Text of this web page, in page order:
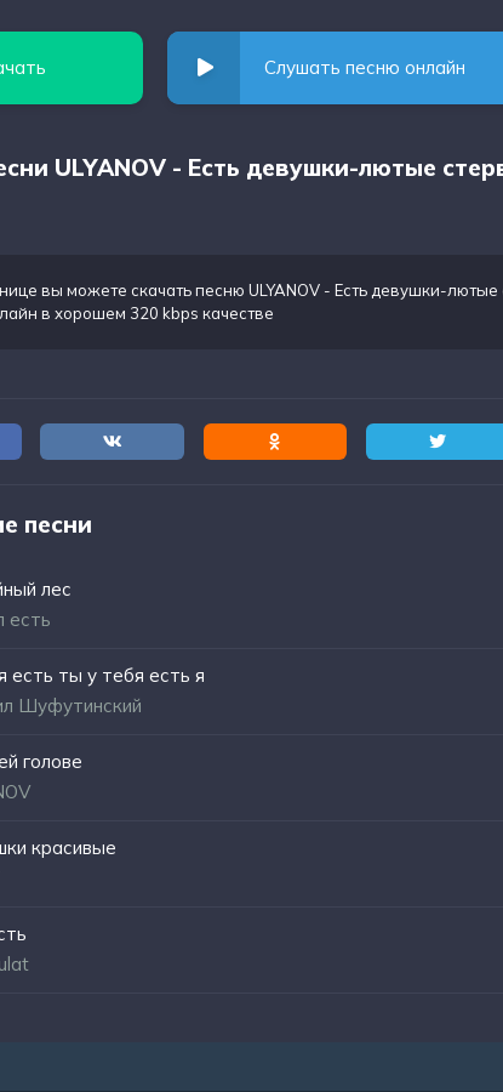
Слушать песню онлайн
ULYANOV - Есть девушки-лютые
вы можете скачать песню ULYANOV - Есть девушки-лютые
в хорошем 320 kbps качестве
песни
лес
есть
есть ты у тебя есть я
Шуфутинский
голове
красивые